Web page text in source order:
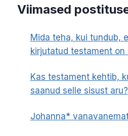
OSA
Viimased
Mida teha, kui tundub,
kirjutatud testament on
Kas testament kehtib,
saanud selle sisust aru?
Johanna*